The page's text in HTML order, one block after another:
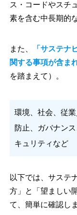
ス・コードやスチ
素を含む中長期的
また、
「サステナ
関する事項が含ま
を踏まえて）。
環境、社会、従
防止、ガバナン
キュリティなど
以下では、サステ
方」と「望ましい
て、簡単に確認し